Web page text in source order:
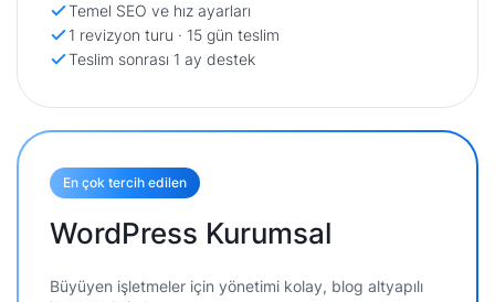
Temel SEO ve hız ayarları
1 revizyon turu · 15 gün teslim
Teslim sonrası 1 ay destek
En çok tercih edilen
WordPress Kurumsal
Büyüyen işletmeler için yönetimi kolay, blog altyapılı